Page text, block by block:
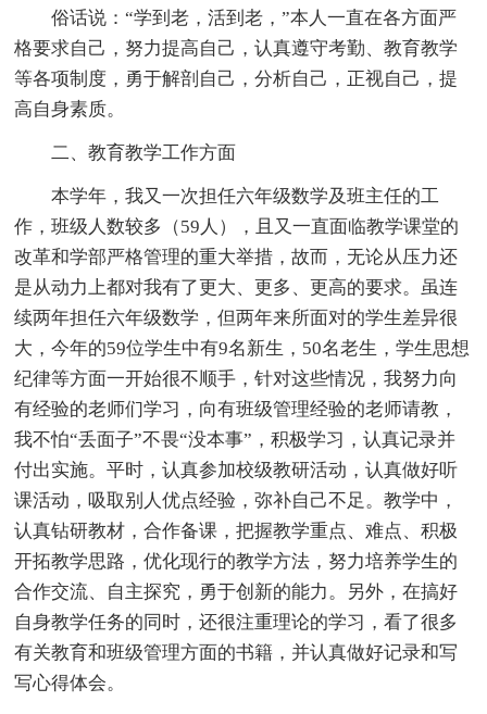
俗话说：“学到老，活到老，”本人一直在各方面严
格要求自己，努力提高自己，认真遵守考勤、教育教学
等各项制度，勇于解剖自己，分析自己，正视自己，提
高自身素质。
二、教育教学工作方面
本学年，我又一次担任六年级数学及班主任的工
作，班级人数较多（59人），且又一直面临教学课堂的
改革和学部严格管理的重大举措，故而，无论从压力还
是从动力上都对我有了更大、更多、更高的要求。虽连
续两年担任六年级数学，但两年来所面对的学生差异很
大，今年的59位学生中有9名新生，50名老生，学生思想
纪律等方面一开始很不顺手，针对这些情况，我努力向
有经验的老师们学习，向有班级管理经验的老师请教，
我不怕“丢面子”不畏“没本事”，积极学习，认真记录并
付出实施。平时，认真参加校级教研活动，认真做好听
课活动，吸取别人优点经验，弥补自己不足。教学中，
认真钻研教材，合作备课，把握教学重点、难点、积极
开拓教学思路，优化现行的教学方法，努力培养学生的
合作交流、自主探究，勇于创新的能力。另外，在搞好
自身教学任务的同时，还很注重理论的学习，看了很多
有关教育和班级管理方面的书籍，并认真做好记录和写
写心得体会。